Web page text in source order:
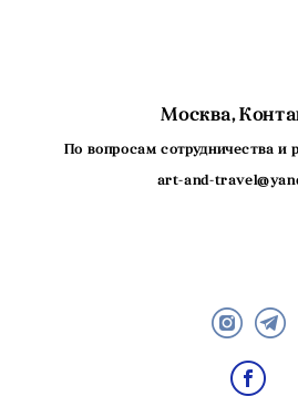
Москва,
По вопросам сотрудничества и
art-and-